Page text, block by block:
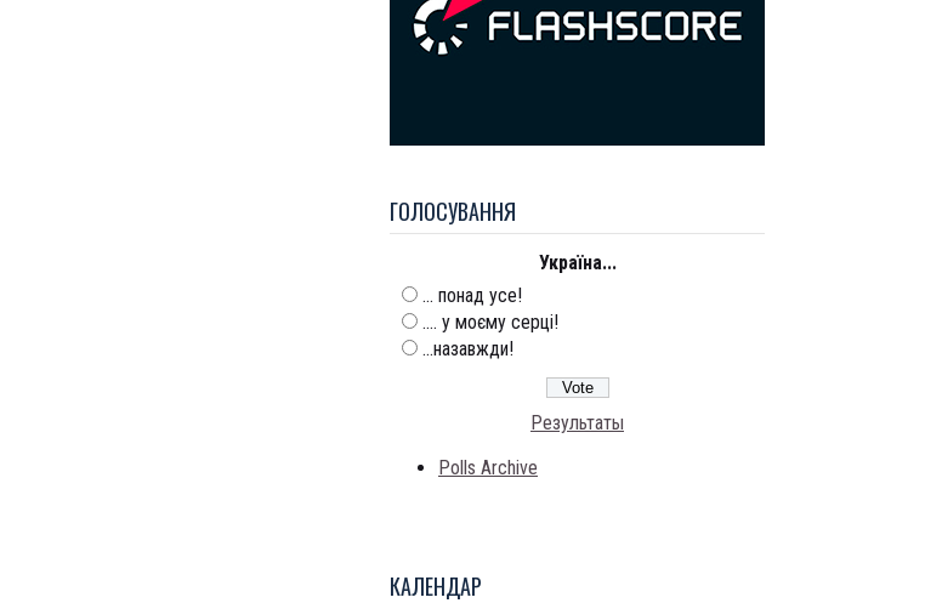
ГОЛОСУВАННЯ
Україна...
... понад усе!
.... у моєму серці!
...назавжди!
Результаты
Polls Archive
КАЛЕНДАР